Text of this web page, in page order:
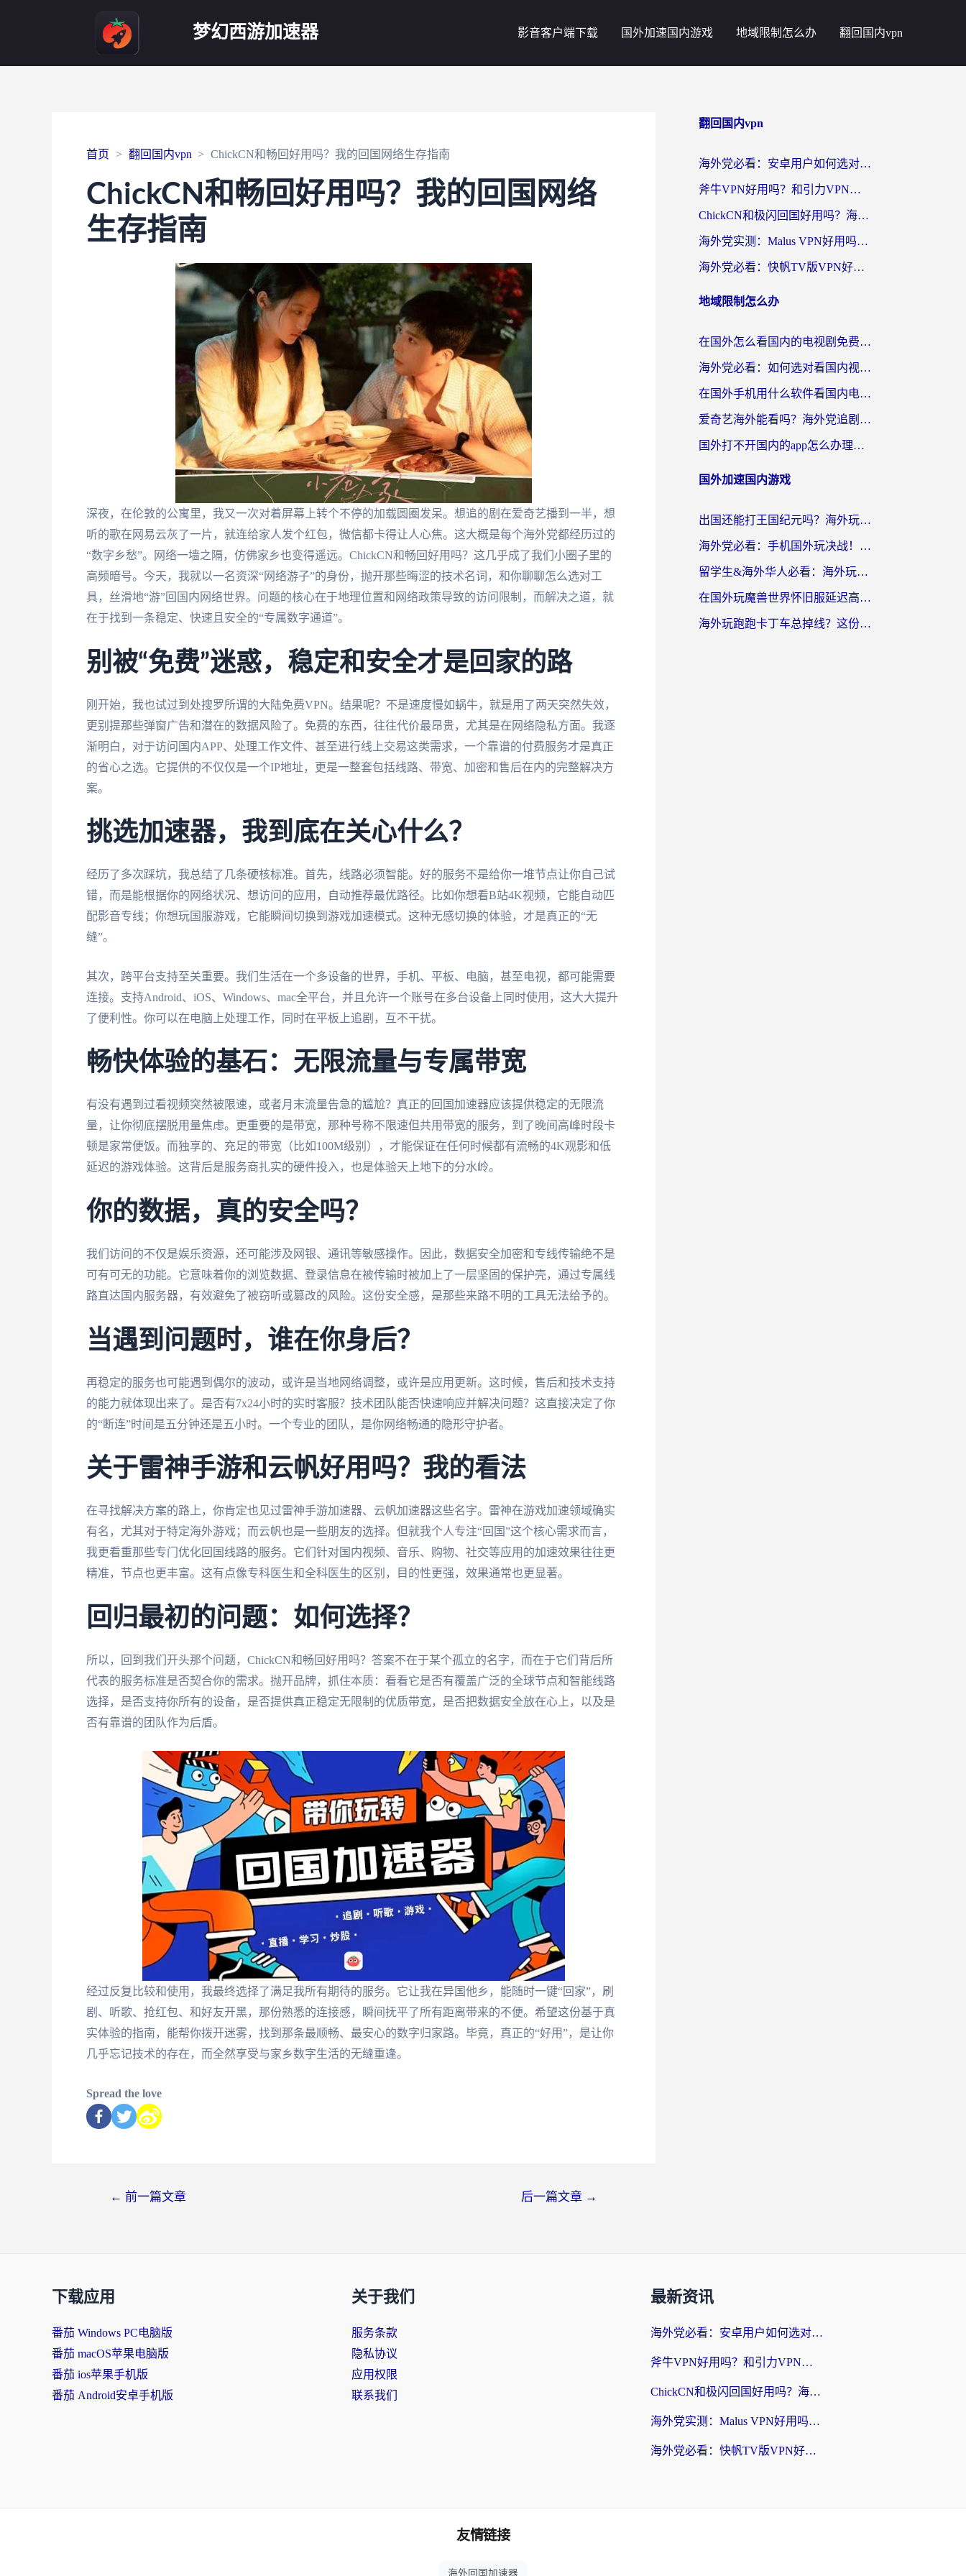
梦幻西游加速器 影音客户端下载 国外加速国内游戏 地域限制怎么办 翻回国内vpn
首页 翻回国内vpn ChickCN和畅回好用吗？我的回国网络生存指南
ChickCN和畅回好用吗？我的回国网络
生存指南
深夜，在伦敦的公寓里，我又一次对着屏幕上转个不停的加载圆圈发呆。想追的剧在爱奇艺播到一半，想
听的歌在网易云灰了一片，就连给家人发个红包，微信都卡得让人心焦。这大概是每个海外党都经历过的
“数字乡愁”。网络一墙之隔，仿佛家乡也变得遥远。ChickCN和畅回好用吗？这几乎成了我们小圈子里的
高频暗号。今天，我就以一名资深“网络游子”的身份，抛开那些晦涩的技术名词，和你聊聊怎么选对工
具，丝滑地“游”回国内网络世界。问题的核心在于地理位置和网络政策导致的访问限制，而解决之道，就
在于找到一条稳定、快速且安全的“专属数字通道”。
别被“免费”迷惑，稳定和安全才是回家的路
刚开始，我也试过到处搜罗所谓的大陆免费VPN。结果呢？不是速度慢如蜗牛，就是用了两天突然失效，
更别提那些弹窗广告和潜在的数据风险了。免费的东西，往往代价最昂贵，尤其是在网络隐私方面。我逐
渐明白，对于访问国内APP、处理工作文件、甚至进行线上交易这类需求，一个靠谱的付费服务才是真正
的省心之选。它提供的不仅仅是一个IP地址，更是一整套包括线路、带宽、加密和售后在内的完整解决方
案。
挑选加速器，我到底在关心什么？
经历了多次踩坑，我总结了几条硬核标准。首先，线路必须智能。好的服务不是给你一堆节点让你自己试
错，而是能根据你的网络状况、想访问的应用，自动推荐最优路径。比如你想看B站4K视频，它能自动匹
配影音专线；你想玩国服游戏，它能瞬间切换到游戏加速模式。这种无感切换的体验，才是真正的“无
缝”。
其次，跨平台支持至关重要。我们生活在一个多设备的世界，手机、平板、电脑，甚至电视，都可能需要
连接。支持Android、iOS、Windows、mac全平台，并且允许一个账号在多台设备上同时使用，这大大提升
了便利性。你可以在电脑上处理工作，同时在平板上追剧，互不干扰。
畅快体验的基石：无限流量与专属带宽
有没有遇到过看视频突然被限速，或者月末流量告急的尴尬？真正的回国加速器应该提供稳定的无限流
量，让你彻底摆脱用量焦虑。更重要的是带宽，那种号称不限速但共用带宽的服务，到了晚间高峰时段卡
顿是家常便饭。而独享的、充足的带宽（比如100M级别），才能保证在任何时候都有流畅的4K观影和低
延迟的游戏体验。这背后是服务商扎实的硬件投入，也是体验天上地下的分水岭。
你的数据，真的安全吗？
我们访问的不仅是娱乐资源，还可能涉及网银、通讯等敏感操作。因此，数据安全加密和专线传输绝不是
可有可无的功能。它意味着你的浏览数据、登录信息在被传输时被加上了一层坚固的保护壳，通过专属线
路直达国内服务器，有效避免了被窃听或篡改的风险。这份安全感，是那些来路不明的工具无法给予的。
当遇到问题时，谁在你身后？
再稳定的服务也可能遇到偶尔的波动，或许是当地网络调整，或许是应用更新。这时候，售后和技术支持
的能力就体现出来了。是否有7x24小时的实时客服？技术团队能否快速响应并解决问题？这直接决定了你
的“断连”时间是五分钟还是五小时。一个专业的团队，是你网络畅通的隐形守护者。
关于雷神手游和云帆好用吗？我的看法
在寻找解决方案的路上，你肯定也见过雷神手游加速器、云帆加速器这些名字。雷神在游戏加速领域确实
有名，尤其对于特定海外游戏；而云帆也是一些朋友的选择。但就我个人专注“回国”这个核心需求而言，
我更看重那些专门优化回国线路的服务。它们针对国内视频、音乐、购物、社交等应用的加速效果往往更
精准，节点也更丰富。这有点像专科医生和全科医生的区别，目的性更强，效果通常也更显著。
回归最初的问题：如何选择？
所以，回到我们开头那个问题，ChickCN和畅回好用吗？答案不在于某个孤立的名字，而在于它们背后所
代表的服务标准是否契合你的需求。抛开品牌，抓住本质：看看它是否有覆盖广泛的全球节点和智能线路
选择，是否支持你所有的设备，是否提供真正稳定无限制的优质带宽，是否把数据安全放在心上，以及是
否有靠谱的团队作为后盾。
经过反复比较和使用，我最终选择了满足我所有期待的服务。它让我在异国他乡，能随时一键“回家”，刷
剧、听歌、抢红包、和好友开黑，那份熟悉的连接感，瞬间抚平了所有距离带来的不便。希望这份基于真
实体验的指南，能帮你拨开迷雾，找到那条最顺畅、最安心的数字归家路。毕竟，真正的“好用”，是让你
几乎忘记技术的存在，而全然享受与家乡数字生活的无缝重逢。
Spread the love
← 前一篇文章 后一篇文章 →
翻回国内vpn
海外党必看：安卓用户如何选对回国VPN？从踩坑到无缝访问的全攻略
斧牛VPN好用吗？和引力VPN对比哪个回国效果更好？海外党亲测3款加速器+避坑指南
ChickCN和极闪回国好用吗？海外党亲测3款加速器，教你选对不踩坑
海外党实测：Malus VPN好用吗？和回国VPN对比哪个回国效果更好？附真实体验与加速器推荐
海外党必看：快帆TV版VPN好用吗？和豌豆IP VPN对比哪个回国效果更好？附真实体验与选择指南
地域限制怎么办
在国外怎么看国内的电视剧免费？留学生亲测有效的回国加速器选择指南
海外党必看：如何选对看国内视频VPN，轻松解决12123登录难题？
在国外手机用什么软件看国内电视剧？海外党亲测的实用指南
爱奇艺海外能看吗？海外党追剧看电影的终极回国加速器指南
国外打不开国内的app怎么办理？3步选对加速器，刷剧办业务都不愁
国外加速国内游戏
出国还能打王国纪元吗？海外玩家国服游戏畅玩终极指南
海外党必看：手机国外玩决战！平安京加速器推荐——解决延迟卡顿的终极方案
留学生&海外华人必看：海外玩原神不卡顿的秘密——原神加速器选择与使用全攻略
在国外玩魔兽世界怀旧服延迟高怎么办？老玩家亲测有效的加速器选择指南
海外玩跑跑卡丁车总掉线？这份境外加速指南帮你零延迟漂移！
下载应用
番茄 Windows PC电脑版
番茄 macOS苹果电脑版
番茄 ios苹果手机版
番茄 Android安卓手机版
关于我们
服务条款
隐私协议
应用权限
联系我们
最新资讯
海外党必看：安卓用户如何选对回国VPN？从踩坑到无缝访问的全攻略
斧牛VPN好用吗？和引力VPN对比哪个回国效果更好？海外党亲测3款加速器+避坑指南
ChickCN和极闪回国好用吗？海外党亲测3款加速器，教你选对不踩坑
海外党实测：Malus VPN好用吗？和回国VPN对比哪个回国效果更好？附真实体验与加速器推荐
海外党必看：快帆TV版VPN好用吗？和豌豆IP VPN对比哪个回国效果更好？附真实体验与选择指南
友情链接
海外回国加速器